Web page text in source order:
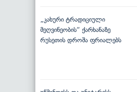
„კახური ტრადიციული
მეღვინეობის“ ქარხანაზე
რუსეთის დროშა ფრიალებს